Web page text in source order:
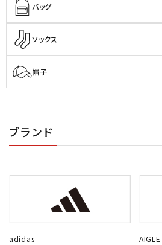
バッグ
ソックス
帽子
ブランド
adidas AIGLE